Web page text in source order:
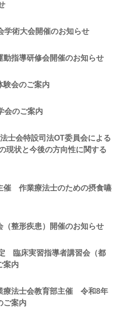
学術大会開催のお知らせ
動指導研修会開催のお知らせ
験会のご案内
会のご案内
士会特設司法OT委員会による
現状と今後の方向性に関する
催 作業療法士のための摂食嚥
（整形疾患）開催のお知らせ
臨床実習指導者講習会（都
案内
療法士会教育部主催 令和8年
ご案内